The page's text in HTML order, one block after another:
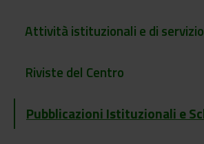
Attività istituzionali e di servizio
Riviste del Centro